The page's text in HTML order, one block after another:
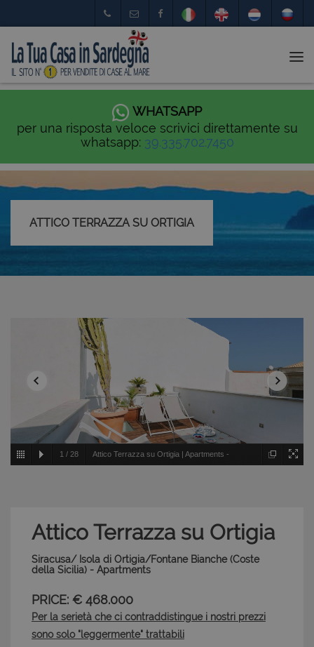
WHATSAPP
per una risposta veloce scrivici direttamente su
whatsapp: 39.335.702.7450
ATTICO TERRAZZA SU ORTIGIA
1 / 28 Attico Terrazza su Ortigia | Apartments -
Attico Terrazza su Ortigia
Siracusa/ Isola di Ortigia/Fontane Bianche (Coste
della Sicilia) - Apartments
PRICE: € 468.000
Per la serietà che ci contraddistingue i nostri prezzi
sono solo "leggermente" trattabili